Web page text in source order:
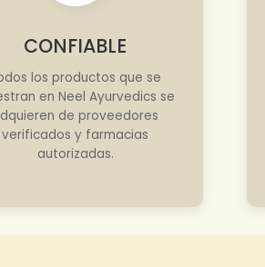
CONFIABLE
los productos que se
en Neel Ayurvedics se
de proveedores
verificados y farmacias
autorizadas.